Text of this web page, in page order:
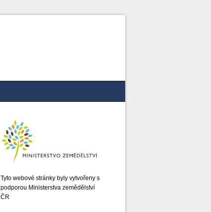
Tyto webové stránky byly vytvořeny s
podporou Ministerstva zemědělství
ČR